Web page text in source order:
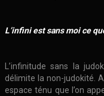
L’infini est sans moi ce
L’infinitude sans la
délimite la non-judokité.
espace ténu que l’on